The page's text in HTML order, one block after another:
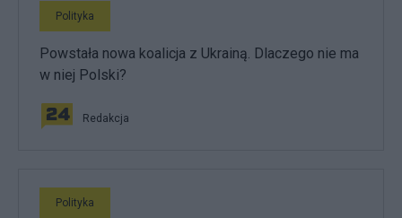
Polityka
Powstała nowa koalicja z Ukrainą. Dlaczego nie ma
w niej Polski?
Redakcja
Polityka